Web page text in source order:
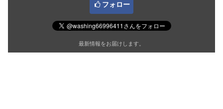
フォロー
最新情報をお届けします。